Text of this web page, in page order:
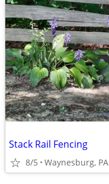
Stack Rail Fencing
8/5 Waynesburg, PA